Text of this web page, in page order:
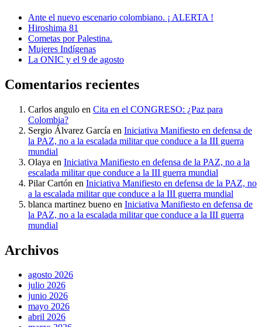
Ante el nuevo escenario colombiano. ¡ ALERTA !
Hiroshima 81
Cometas por Palestina.
Mujeres Indígenas
La ONIC y el 9 de agosto
Comentarios recientes
Carlos angulo en Cita en el CONGRESO: ¿Paz para
Colombia?
Sergio Álvarez García en Iniciativa Manifiesto en defensa de
la PAZ, no a la escalada militar que conduce a la III guerra
mundial
Olaya en Iniciativa Manifiesto en defensa de la PAZ, no a la
escalada militar que conduce a la III guerra mundial
Pilar Cartón en Iniciativa Manifiesto en defensa de la PAZ, no
a la escalada militar que conduce a la III guerra mundial
blanca martinez bueno en Iniciativa Manifiesto en defensa de
la PAZ, no a la escalada militar que conduce a la III guerra
mundial
Archivos
agosto 2026
julio 2026
junio 2026
mayo 2026
abril 2026